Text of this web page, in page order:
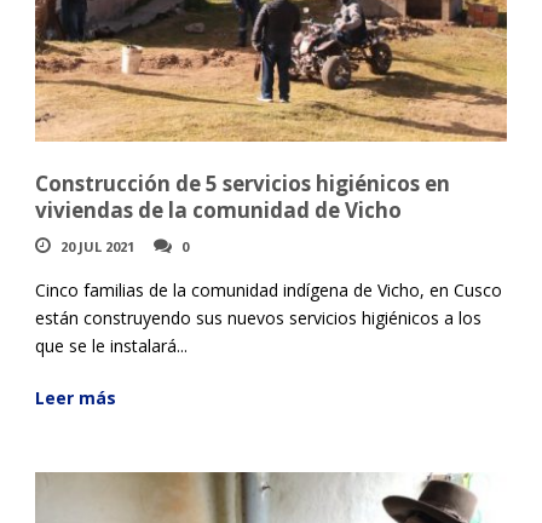
Construcción de 5 servicios higiénicos en
viviendas de la comunidad de Vicho
20 JUL 2021 0
Cinco familias de la comunidad indígena de Vicho, en Cusco
están construyendo sus nuevos servicios higiénicos a los
que se le instalará...
Leer más